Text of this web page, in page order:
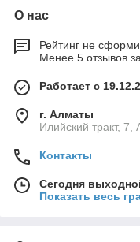
О нас
Рейтинг не
Менее 5 отзывов
Работает с
г. Алматы
Илийский тракт, 7,
Контакты
Сегодня
Показать весь